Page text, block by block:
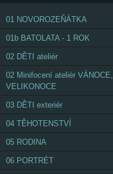
01 NOVOROZEŇÁTKA
01b BATOLATA - 1 ROK
02 DĚTI ateliér
02 Minifocení ateliér VÁNOCE,
VELIKONOCE
03 DĚTI exteriér
04 TĚHOTENSTVÍ
05 RODINA
06 PORTRÉT